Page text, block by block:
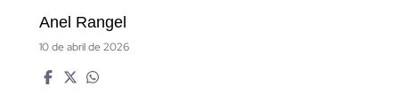
Anel Rangel
10 de abril de 2026